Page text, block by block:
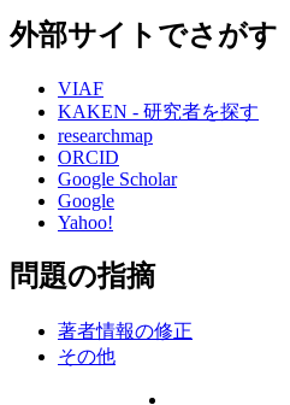
外部サイトでさがす
VIAF
KAKEN - 研究者を探す
researchmap
ORCID
Google Scholar
Google
Yahoo!
問題の指摘
著者情報の修正
その他